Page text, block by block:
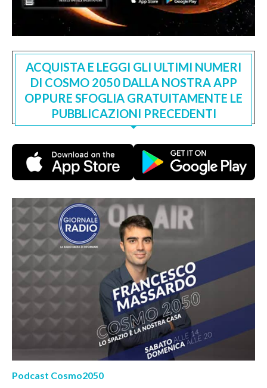
ACQUISTA E LEGGI GLI ULTIMI NUMERI
DI COSMO 2050 DALLA NOSTRA APP
OPPURE SFOGLIA GRATUITAMENTE LE
PUBBLICAZIONI PRECEDENTI
Podcast Cosmo2050